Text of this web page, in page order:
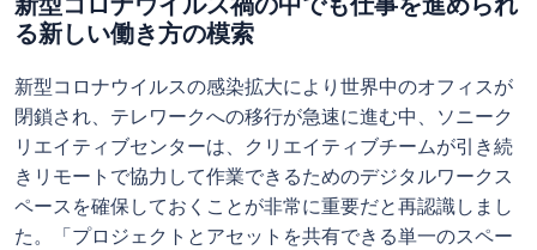
る新しい働き方の模索
新型コロナウイルスの感染拡大により世界中のオフィスが
閉鎖され、テレワークへの移行が急速に進む中、ソニーク
リエイティブセンターは、クリエイティブチームが引き続
きリモートで協力して作業できるためのデジタルワークス
ペースを確保しておくことが非常に重要だと再認識しまし
た。「プロジェクトとアセットを共有できる単一のスペー